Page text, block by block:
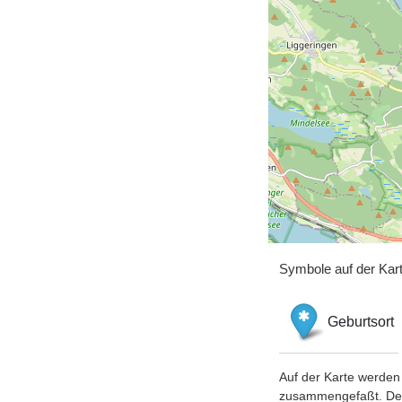
Symbole auf der
Geburtsort
Auf der Karte
zusammengefaßt.